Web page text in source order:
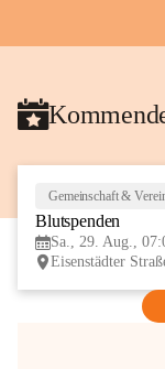
Gemeinschaft &
Blutspenden
Sa., 29. Aug.,